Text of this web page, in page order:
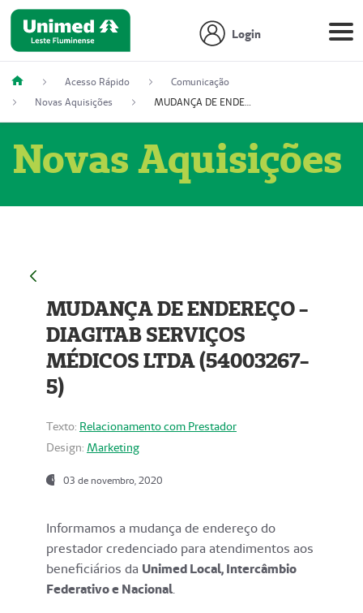
Login
Acesso Rápido
Comunicação
Novas Aquisições
MUDANÇA DE ENDEREÇO - DIAGITAB SERVIÇOS MÉDICOS LTDA (54003267-5)
Novas Aquisições
MUDANÇA DE ENDEREÇO -
DIAGITAB SERVIÇOS
MÉDICOS LTDA (54003267-
5)
Texto: Relacionamento com Prestador
Design: Marketing
03 de novembro, 2020
Informamos a mudança de endereço do
prestador credenciado para atendimentos aos
beneficiários da Unimed Local, Intercâmbio
Federativo e Nacional.